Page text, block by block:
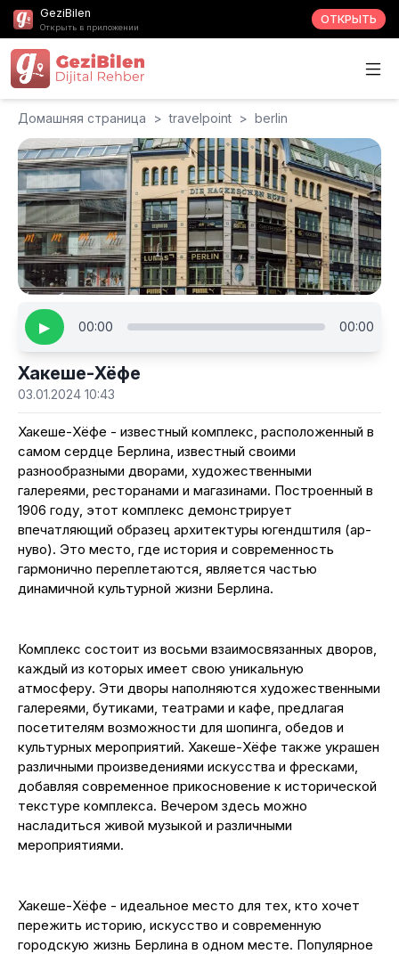
GeziBilen
Открыть в приложении
ОТКРЫТЬ
Домашняя страница > travelpoint > berlin
▶ 00:00 00:00
Хакеше-Хёфе
03.01.2024 10:43
Хакеше-Хёфе - известный комплекс, расположенный в
самом сердце Берлина, известный своими
разнообразными дворами, художественными
галереями, ресторанами и магазинами. Построенный в
1906 году, этот комплекс демонстрирует
впечатляющий образец архитектуры югендштиля (ар-
нуво). Это место, где история и современность
гармонично переплетаются, является частью
динамичной культурной жизни Берлина.
Комплекс состоит из восьми взаимосвязанных дворов,
каждый из которых имеет свою уникальную
атмосферу. Эти дворы наполняются художественными
галереями, бутиками, театрами и кафе, предлагая
посетителям возможности для шопинга, обедов и
культурных мероприятий. Хакеше-Хёфе также украшен
различными произведениями искусства и фресками,
добавляя современное прикосновение к исторической
текстуре комплекса. Вечером здесь можно
насладиться живой музыкой и различными
мероприятиями.
Хакеше-Хёфе - идеальное место для тех, кто хочет
пережить историю, искусство и современную
городскую жизнь Берлина в одном месте. Популярное